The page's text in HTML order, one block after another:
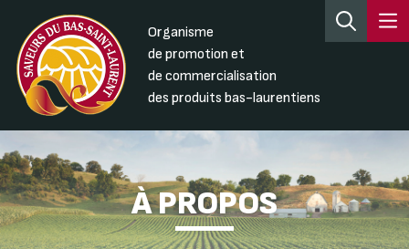
Organisme
de promotion et
de commercialisation
des produits bas-laurentiens
À PROPOS